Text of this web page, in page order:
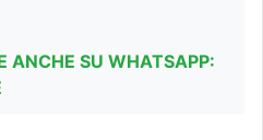
ANCHE SU WHATSAPP: